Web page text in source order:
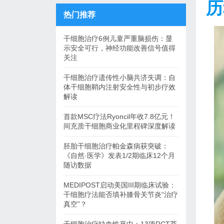
热门推荐
干细胞治疗6例儿童严重脑损伤：显
示安全可行，神经功能改善信号值得
关注
干细胞治疗遗传性小脑共济失调：自
体干细胞鞘内注射安全性与初步疗效
解读
首款MSC疗法Ryoncil年收7.8亿元！
间充质干细胞商业化里程碑深度解读
胚胎干细胞治疗帕金森病获突破：
《自然·医学》发表1/2期临床12个月
随访数据
MEDIPOST启动美国III期临床试验：
干细胞疗法能否填补膝骨关节炎“治疗
真空”？